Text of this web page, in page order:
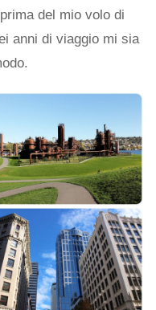
del mio volo di
anni di viaggio mi sia